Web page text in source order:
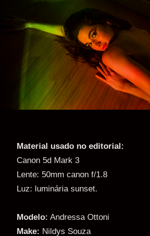
Material usado no editorial:
Canon 5d Mark 3
Lente: 50mm canon f/1.8
Luz: luminária sunset.
Modelo: Andressa Ottoni
Make: Nildys Souza